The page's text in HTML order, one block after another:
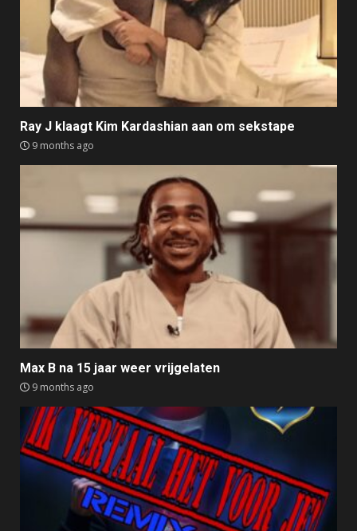
Ray J klaagt Kim Kardashian aan om sekstape
9 months ago
Max B na 15 jaar weer vrijgelaten
9 months ago